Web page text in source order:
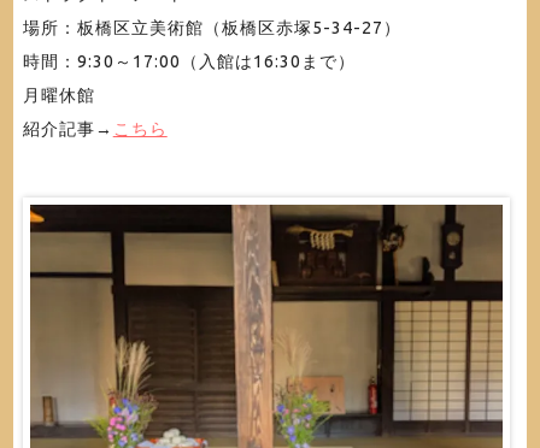
場所：板橋区立美術館（板橋区赤塚5-34-27）
時間：9:30～17:00（入館は16:30まで）
月曜休館
紹介記事→ こちら